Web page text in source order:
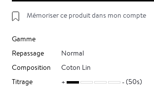
Mémoriser ce produit dans mon compte
Gamme
Repassage
Normal
Composition
Coton Lin
Titrage
(50s)